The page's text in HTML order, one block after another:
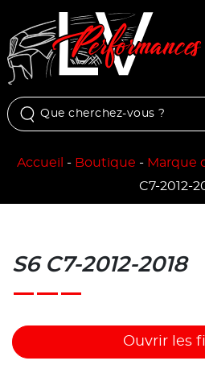
Accueil - Boutique - Marque
C7-2012-
S6 C7-2012-2018
Ouvrir les